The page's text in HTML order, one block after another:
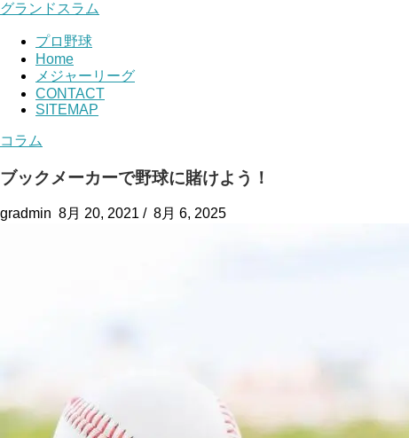
グランドスラム
プロ野球
Home
メジャーリーグ
CONTACT
SITEMAP
コラム
ブックメーカーで野球に賭けよう！
gradmin 8月 20, 2021 / 8月 6, 2025